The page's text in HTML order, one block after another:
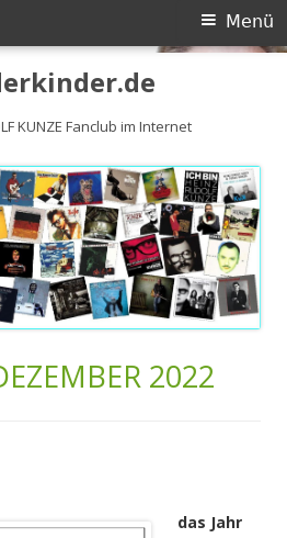
KUNZE Fanclub im Internet
Menü
2022
das Jahr